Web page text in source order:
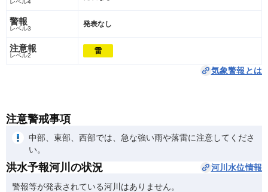
警報
レベル3 発表なし
注意報
レベル2 雷
気象警報とは
注意警戒事項
中部、東部、西部では、急な強い雨や落雷に注意してくださ
い。
洪水予報河川の状況
河川水位情報
警報等が発表されている河川はありません。